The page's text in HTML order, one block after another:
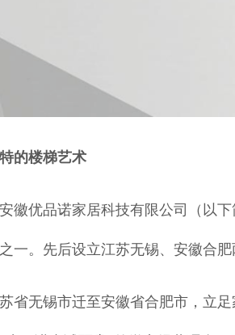
的楼梯艺术
徽优品诺家居科技有限公司（以
一。先后设立江苏无锡、安徽合
省无锡市迁至安徽省合肥市，立